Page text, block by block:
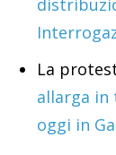
La
allarga in
oggi in